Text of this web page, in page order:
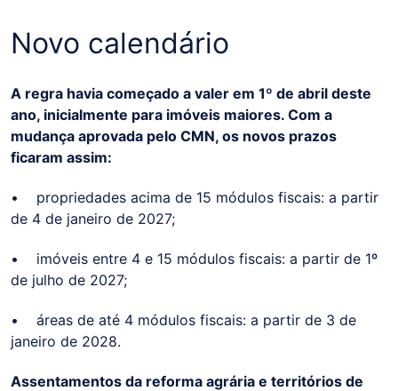
Novo calendário
A regra havia começado a valer em 1º de abril deste
ano, inicialmente para imóveis maiores. Com a
mudança aprovada pelo CMN, os novos prazos
ficaram assim:
• propriedades acima de 15 módulos fiscais: a partir
de 4 de janeiro de 2027;
• imóveis entre 4 e 15 módulos fiscais: a partir de 1º
de julho de 2027;
• áreas de até 4 módulos fiscais: a partir de 3 de
janeiro de 2028.
Assentamentos da reforma agrária e territórios de